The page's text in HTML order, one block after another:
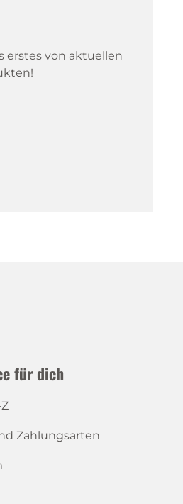
erstes von aktuellen
für dich
Zahlungsarten